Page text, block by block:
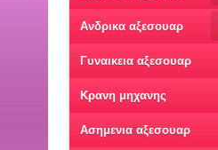
Ανδρικα αξεσουαρ
Γυναικεια αξεσουαρ
Κρανη μηχανης
Ασημενια αξεσουαρ